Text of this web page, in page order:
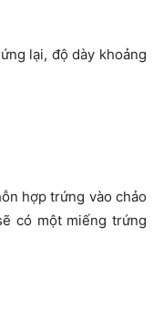
lại, độ dày khoảng
hợp trứng vào chảo
có một miếng trứng